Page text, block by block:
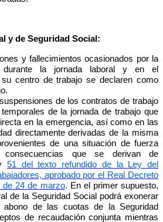
y de Seguridad Social:
y fallecimientos ocasionados por la
durante la jornada laboral y en el
centro de trabajo se declaren como
de los contratos de trabajo
de la jornada de trabajo que
en la emergencia, así como en las
directamente derivadas de la misma
de una situación de fuerza
que se derivan de
51 del texto refundido de la Ley del
aprobado por el Real Decreto
de 24 de marzo. En el primer supuesto,
de la Seguridad Social podrá exonerar
abono de las cuotas de la Seguridad
de recaudación conjunta mientras